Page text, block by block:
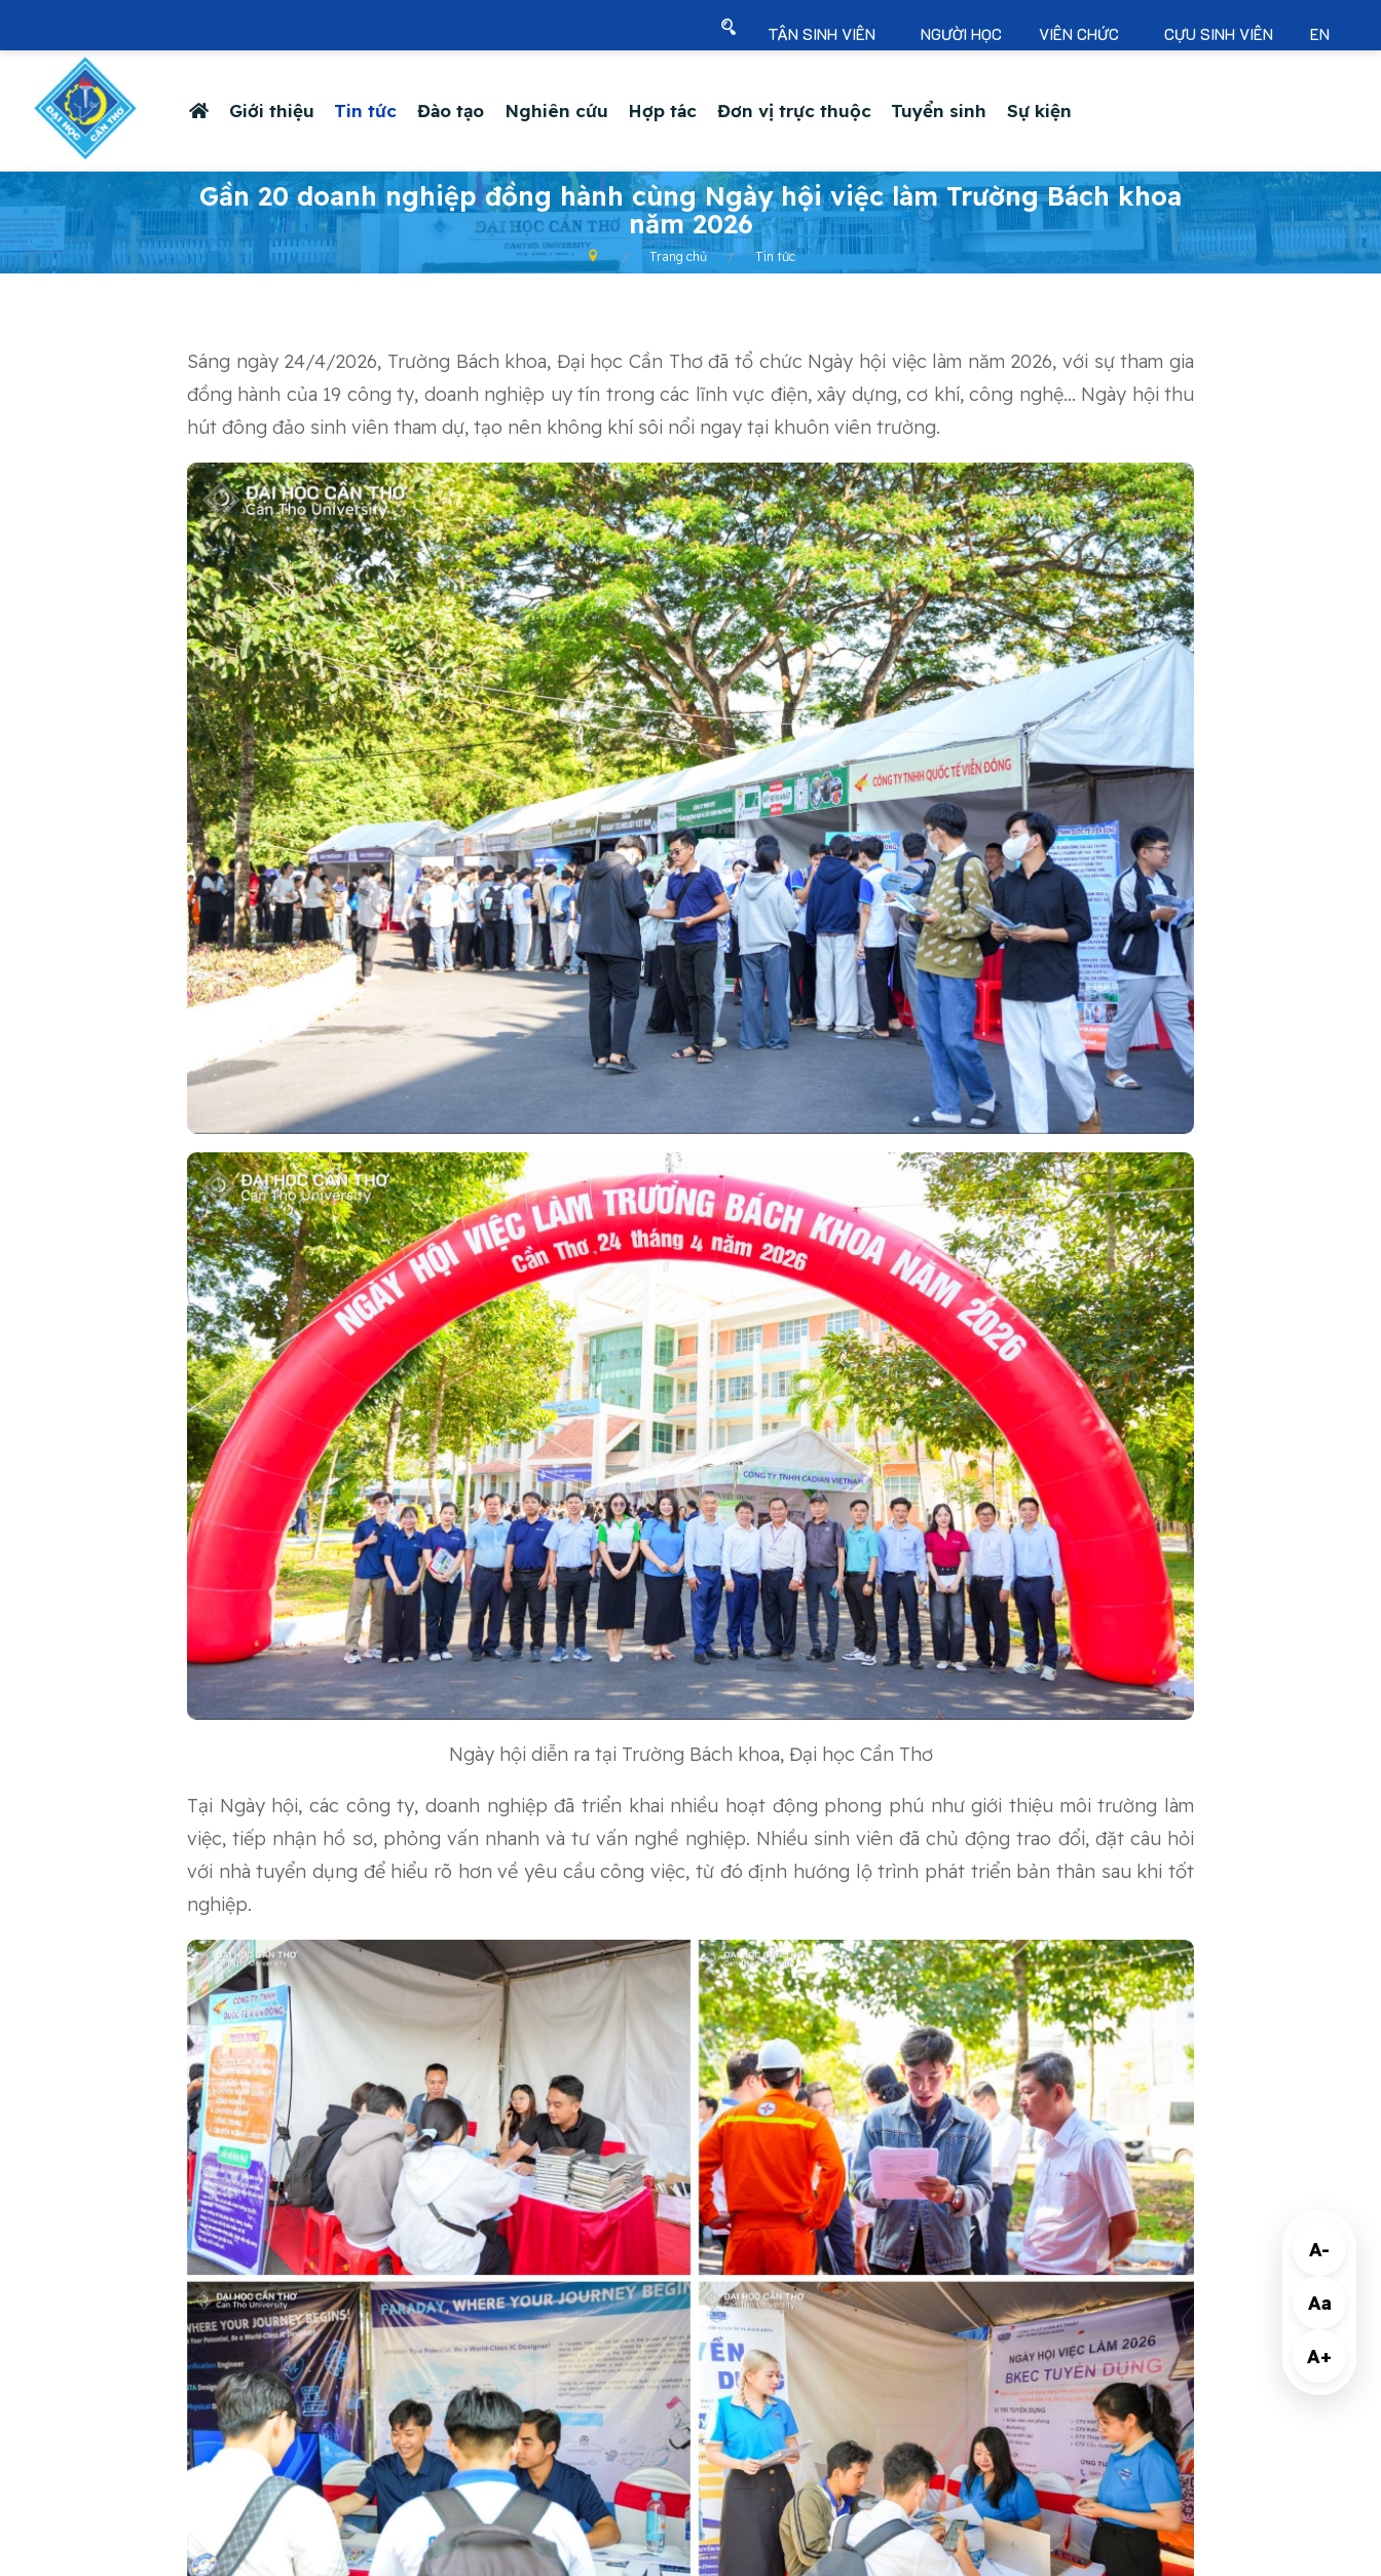
A-
Aa
A+
TÂN SINH VIÊN NGƯỜI HỌC VIÊN CHỨC CỰU SINH VIÊN EN
Giới thiệu Tin tức Đào tạo Nghiên cứu Hợp tác Đơn vị trực thuộc Tuyển sinh Sự kiện
-
Gần 20 doanh nghiệp đồng hành cùng Ngày hội việc làm Trường Bách khoa
năm 2026
Trang chủ Tin tức
Sáng ngày 24/4/2026, Trường Bách khoa, Đại học Cần Thơ đã tổ chức Ngày hội việc làm năm 2026, với sự tham gia
đồng hành của 19 công ty, doanh nghiệp uy tín trong các lĩnh vực điện, xây dựng, cơ khí, công nghệ… Ngày hội thu
hút đông đảo sinh viên tham dự, tạo nên không khí sôi nổi ngay tại khuôn viên trường.
Ngày hội diễn ra tại Trường Bách khoa, Đại học Cần Thơ
Tại Ngày hội, các công ty, doanh nghiệp đã triển khai nhiều hoạt động phong phú như giới thiệu môi trường làm
việc, tiếp nhận hồ sơ, phỏng vấn nhanh và tư vấn nghề nghiệp. Nhiều sinh viên đã chủ động trao đổi, đặt câu hỏi
với nhà tuyển dụng để hiểu rõ hơn về yêu cầu công việc, từ đó định hướng lộ trình phát triển bản thân sau khi tốt
nghiệp.